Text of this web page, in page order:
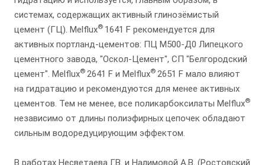
системах, содержащих активный глинозёмистый
цемент (ГЦ). Melflux® 1641 F рекомендуется для
активных портланд-цементов: ПЦ М500-Д0 Липецкого
цементного завода, "Оскол-Цемент", СП "Белгородский
цемент". Melflux® 2641 F и Melflux® 2651 F мало влияют
на гидратацию и рекомендуются для менее активных
цементов. Тем не менее, все поликарбоксилаты Melflux®
независимо от длины полиэфирных цепочек обладают
сильным водоредуцирующим эффектом.
В работах Несветаева Г.В. и Налимовой А.В. (Ростовский